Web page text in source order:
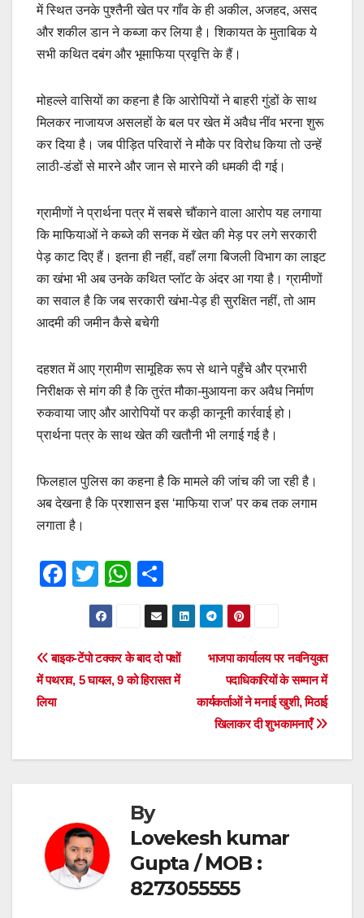
में स्थित उनके पुश्तैनी खेत पर गाँव के ही अकील, अजहद, असद
और शकील डान ने कब्जा कर लिया है। शिकायत के मुताबिक ये
सभी कथित दबंग और भूमाफिया प्रवृत्ति के हैं।
मोहल्ले वासियों का कहना है कि आरोपियों ने बाहरी गुंडों के साथ
मिलकर नाजायज असलहों के बल पर खेत में अवैध नींव भरना शुरू
कर दिया है। जब पीड़ित परिवारों ने मौके पर विरोध किया तो उन्हें
लाठी-डंडों से मारने और जान से मारने की धमकी दी गई।
ग्रामीणों ने प्रार्थना पत्र में सबसे चौंकाने वाला आरोप यह लगाया
कि माफियाओं ने कब्जे की सनक में खेत की मेड़ पर लगे सरकारी
पेड़ काट दिए हैं। इतना ही नहीं, वहाँ लगा बिजली विभाग का लाइट
का खंभा भी अब उनके कथित प्लॉट के अंदर आ गया है। ग्रामीणों
का सवाल है कि जब सरकारी खंभा-पेड़ ही सुरक्षित नहीं, तो आम
आदमी की जमीन कैसे बचेगी
दहशत में आए ग्रामीण सामूहिक रूप से थाने पहुँचे और प्रभारी
निरीक्षक से मांग की है कि तुरंत मौका-मुआयना कर अवैध निर्माण
रुकवाया जाए और आरोपियों पर कड़ी कानूनी कार्रवाई हो।
प्रार्थना पत्र के साथ खेत की खतौनी भी लगाई गई है।
फिलहाल पुलिस का कहना है कि मामले की जांच की जा रही है।
अब देखना है कि प्रशासन इस ‘माफिया राज’ पर कब तक लगाम
लगाता है।
F
e
b
k
T
wi
tt
er
W
h
at
s
A
h
ar
e
Post
navigation
भाजपा कार्यालय पर नवनियुक्त
पदाधिकारियों के सम्मान में
कार्यकर्ताओं ने मनाई खुशी, मिठाई
खिलाकर दी शुभकामनाएँ
बाइक-टेंपो टक्कर के बाद दो पक्षों
में पथराव, 5 घायल, 9 को हिरासत में
लिया
By
Lovekesh kumar
Gupta / MOB :
8273055555